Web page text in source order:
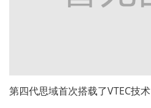
第四代思域首次搭载了VTEC技术